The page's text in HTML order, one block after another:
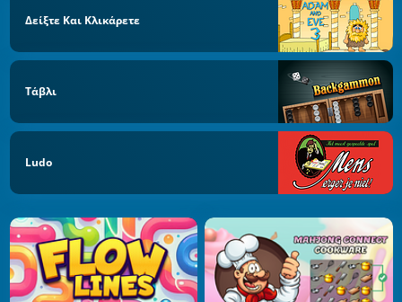
Δείξτε Και Κλικάρετε
Τάβλι
Ludo